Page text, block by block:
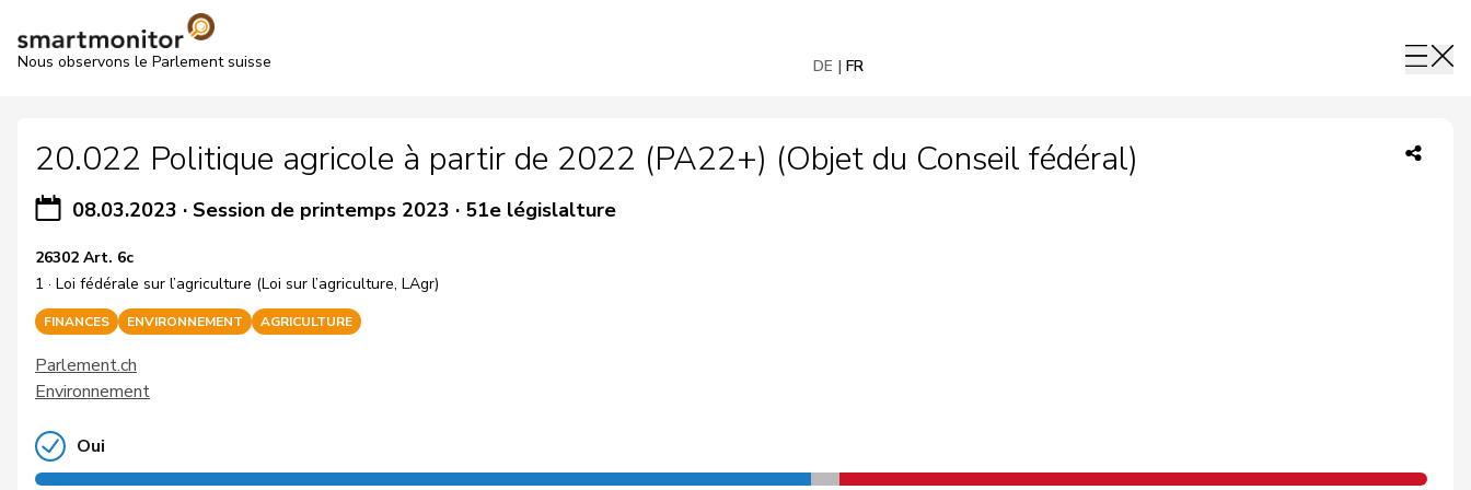
Nous observons le Parlement suisse DE FR
20.022 Politique agricole à partir de 2022 (PA22+) (Objet du Conseil fédéral)
08.03.2023 · Session de printemps 2023 · 51e législalture
26302 Art. 6c
1 · Loi fédérale sur l’agriculture (Loi sur l’agriculture, LAgr)
FINANCES ENVIRONNEMENT AGRICULTURE
Parlement.ch
Environnement
Oui